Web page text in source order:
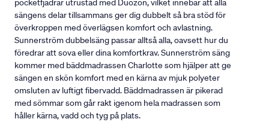
pocketfjädrar utrustad med Duozon, vilket innebär att alla
sängens delar tillsammans ger dig dubbelt så bra stöd för
överkroppen med överlägsen komfort och avlastning.
Sunnerström dubbelsäng passar alltså alla, oavsett hur du
föredrar att sova eller dina komfortkrav. Sunnerström säng
kommer med bäddmadrassen Charlotte som hjälper att ge
sängen en skön komfort med en kärna av mjuk polyeter
omsluten av luftigt fibervadd. Bäddmadrassen är pikerad
med sömmar som går rakt igenom hela madrassen som
håller kärna, vadd och tyg på plats.